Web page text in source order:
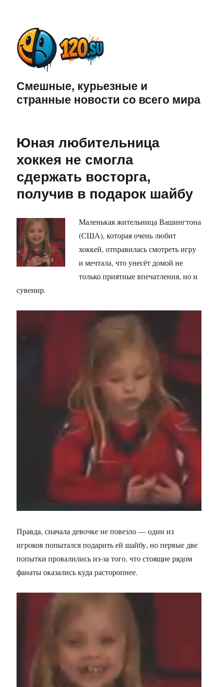
Смешные, курьезные и
странные новости со всего мира
Юная любительница
хоккея не смогла
сдержать восторга,
получив в подарок шайбу
Маленькая жительница Вашингтона
(США), которая очень любит
хоккей, отправилась смотреть игру
и мечтала, что унесёт домой не
только приятные впечатления, но и
сувенир.
Правда, сначала девочке не повезло — один из
игроков попытался подарить ей шайбу, но первые две
попытки провалились из-за того, что стоящие рядом
фанаты оказались куда расторопнее.